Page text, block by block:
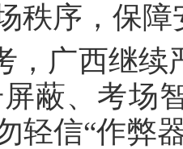
秩序，保
，广西继
蔽、考场
轻信“作弊